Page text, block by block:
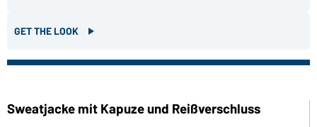
GET THE LOOK
Sweatjacke mit Kapuze und Reißverschluss